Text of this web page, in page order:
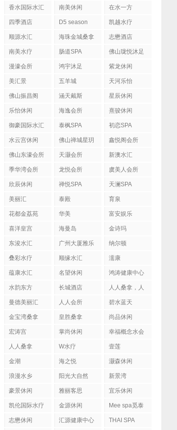
香水国际水汇 南美休闲 在水一方
四季酒店 D5 season 凯越水疗
顺源水汇 海珠金城桑拿 志懋酒店
南美水疗 肠道SPA 佛山珑悦沐足
漫濠会所 鸿宇沐足 紫龙休闲
美汇景 五羊城 天河乐怡
佛山振昌阁 涵天戴斯 星辰休闲
乐怡休闲 海逸会所 熹骏休闲
御豪国际水汇 泰枫SPA 初恋SPA
水云宫休闲
佛山禅城星玥
鑫悦阁会所
佛山东濠会所 天灏会所 新澳水汇
季华湾会所 龙悦会所 虞美人会所
欣辰休闲 禅悦SPA 天澜SPA
美丽汇 泰殿 育泉
花都金荔苑 华美 富安娱乐
喜洋皇宫 海曼岛 金诗玛
东浚水汇
广州大厦雅乐
纳尔顿
叠彩水疗 顺缘水汇 濡康
蕴康水汇 名望休闲 鸿涛健康中心
水韵东方 长城酒店
人人桑拿，人
曼德美丽汇 人人会所 碧水蓝天
金宝湾桑拿 皇胜桑拿 尚品休闲
宏涛宫 掌尚休闲 幸福概念水会
人人桑拿 W水疗 壹莲
金潮 海之悦 灏森休闲
浪漫水乡 阳光大自然 新景湾
豪景休闲 雅丽客思 宜乐休闲
凯伦国际水疗 金源休闲
Mee spa觅泰
志懋休闲 汇源健康中心 THAI SPA